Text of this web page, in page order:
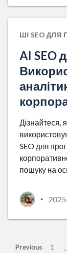
ШІ SEO
AI SEO
Дізнайтеся,
SEO для
пошуку на
•
Previous 1